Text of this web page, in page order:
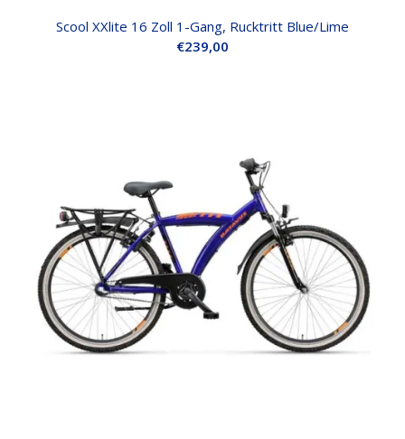
Scool XXlite 16 Zoll 1-Gang, Rucktritt Blue/Lime
€239,00